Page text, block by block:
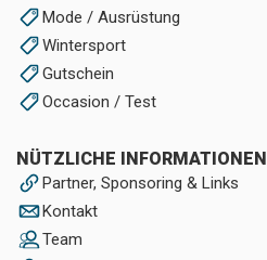
Mode / Ausrüstung
Wintersport
Gutschein
Occasion / Test
NÜTZLICHE INFORMATIONEN
Partner, Sponsoring & Links
Kontakt
Team